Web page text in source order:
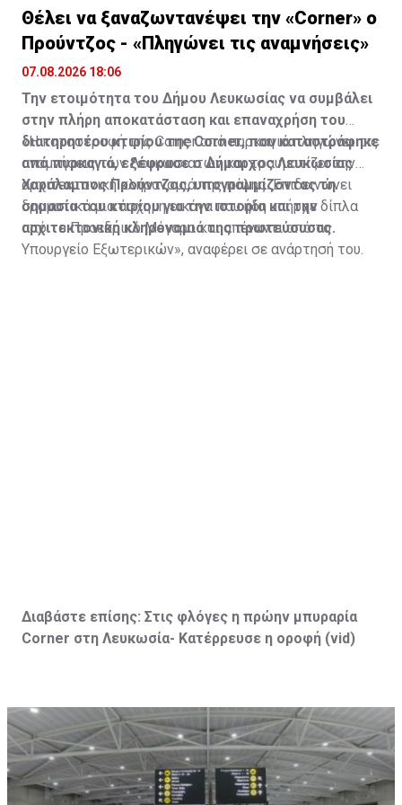
Θέλει να ξαναζωντανέψει την «Corner» o
Προύντζος - «Πληγώνει τις αναμνήσεις»
07.08.2026 18:06
Την ετοιμότητα του Δήμου Λευκωσίας να συμβάλει
στην πλήρη αποκατάσταση και επαναχρήση του
διατηρητέου κτιρίου της Corner, που καταστράφηκε
από πυρκαγιά, εξέφρασε ο Δήμαρχος Λευκωσίας
Χαράλαμπος Προύντζος, υπογραμμίζοντας τη
σημασία του κτιρίου για την ιστορία και την
αρχιτεκτονική κληρονομιά της πρωτεύουσας.
«Η καταστροφή της Corner από πυρκαγιά πληγώνει τις
αναμνήσεις των Λευκωσιατών και τραυματίζει την
αρχιτεκτονική κληρονομιά της πόλης. Επιδεινώνει
δραματικά μια άσχημη εικόνα που ήδη υπήρχε δίπλα
από το Προεδρικό Μέγαρο και απέναντι από το
Υπουργείο Εξωτερικών», αναφέρει σε ανάρτησή του.
Διαβάστε επίσης: Στις φλόγες η πρώην μπυραρία
Corner στη Λευκωσία- Κατέρρευσε η οροφή (vid )